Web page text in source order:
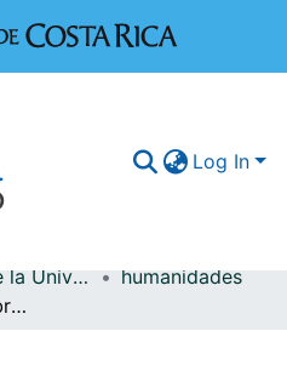
Log In
Publicaciones de la Universidad de Costa Rica
humanidades
browse.metadata.ucr.breadcrumbs